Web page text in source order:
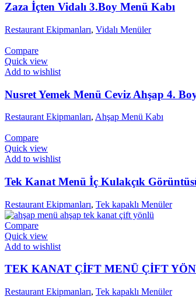
Zaza İçten Vidalı 3.Boy Menü Kabı
Restaurant Ekipmanları, Vidalı Menüler
Compare
Quick view
Add to wishlist
Nusret Yemek Menü Ceviz Ahşap 4.
Restaurant Ekipmanları, Ahşap Menü Kabı
Compare
Quick view
Add to wishlist
Tek Kanat Menü İç Kulakçık
Restaurant Ekipmanları, Tek kapaklı Menüler
Compare
Quick view
Add to wishlist
TEK KANAT ÇİFT MENÜ ÇİFT
Restaurant Ekipmanları, Tek kapaklı Menüler